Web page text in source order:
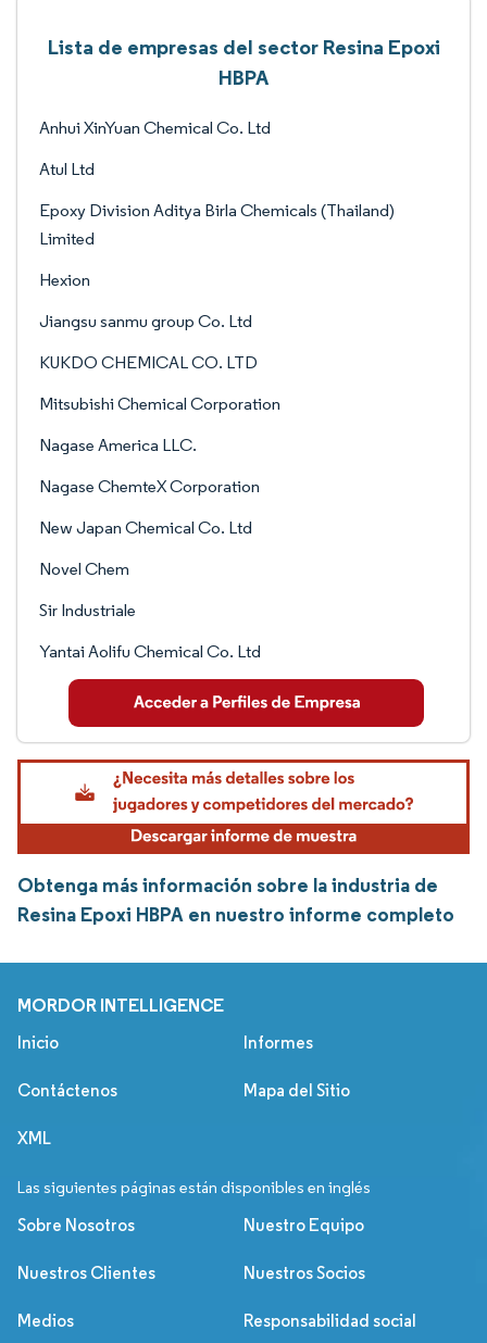
Lista de empresas del sector Resina Epoxi
HBPA
Anhui XinYuan Chemical Co. Ltd
Atul Ltd
Epoxy Division Aditya Birla Chemicals (Thailand)
Limited
Hexion
Jiangsu sanmu group Co. Ltd
KUKDO CHEMICAL CO. LTD
Mitsubishi Chemical Corporation
Nagase America LLC.
Nagase ChemteX Corporation
New Japan Chemical Co. Ltd
Novel Chem
Sir Industriale
Yantai Aolifu Chemical Co. Ltd
Obtenga más información sobre la industria de
Resina Epoxi HBPA en nuestro informe completo
MORDOR INTELLIGENCE
Inicio Informes
Contáctenos Mapa del Sitio
XML
Las siguientes páginas están disponibles en inglés
Sobre Nosotros Nuestro Equipo
Nuestros Clientes Nuestros Socios
Medios Responsabilidad social